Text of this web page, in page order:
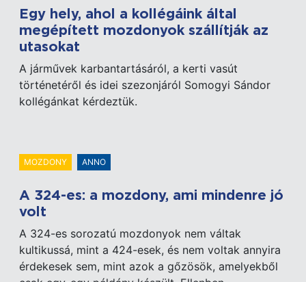
Egy hely, ahol a kollégáink által
megépített mozdonyok szállítják az
utasokat
A járművek karbantartásáról, a kerti vasút
történetéről és idei szezonjáról Somogyi Sándor
kollégánkat kérdeztük.
MOZDONY ANNO
A 324-es: a mozdony, ami mindenre jó
volt
A 324-es sorozatú mozdonyok nem váltak
kultikussá, mint a 424-esek, és nem voltak annyira
érdekesek sem, mint azok a gőzösök, amelyekből